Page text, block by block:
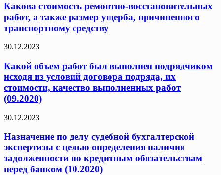
Какова стоимость ремонтно-восстановительных
работ, а также размер ущерба, причиненного
транспортному средству
30.12.2023
Какой объем работ был выполнен подрядчиком
исходя из условий договора подряда, их
стоимости, качество выполненных работ
(09.2020)
30.12.2023
Назначение по делу судебной бухгалтерской
экспертизы с целью определения наличия
задолженности по кредитным обязательствам
перед банком (10.2020)